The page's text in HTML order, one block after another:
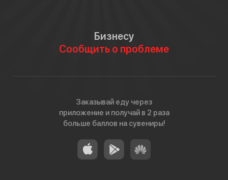
Бизнесу
Сообщить о проблеме
Заказывай еду через
приложение и получай в 2 раза
больше баллов на сувениры!